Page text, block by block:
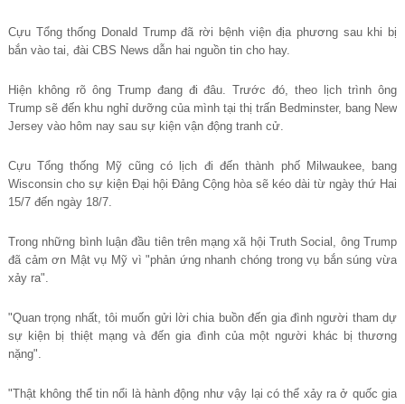
Cựu Tổng thống Donald Trump đã rời bệnh viện địa phương sau khi bị
bắn vào tai, đài CBS News dẫn hai nguồn tin cho hay.
Hiện không rõ ông Trump đang đi đâu. Trước đó, theo lịch trình ông
Trump sẽ đến khu nghỉ dưỡng của mình tại thị trấn Bedminster, bang New
Jersey vào hôm nay sau sự kiện vận động tranh cử.
Cựu Tổng thống Mỹ cũng có lịch đi đến thành phố Milwaukee, bang
Wisconsin cho sự kiện Đại hội Đảng Cộng hòa sẽ kéo dài từ ngày thứ Hai
15/7 đến ngày 18/7.
Trong những bình luận đầu tiên trên mạng xã hội Truth Social, ông Trump
đã cảm ơn Mật vụ Mỹ vì "phản ứng nhanh chóng trong vụ bắn súng vừa
xảy ra".
"Quan trọng nhất, tôi muốn gửi lời chia buồn đến gia đình người tham dự
sự kiện bị thiệt mạng và đến gia đình của một người khác bị thương
nặng".
"Thật không thể tin nổi là hành động như vậy lại có thể xảy ra ở quốc gia